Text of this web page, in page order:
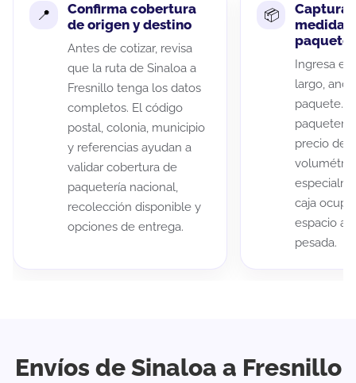
Confirma cobertura
de origen y destino
Antes de cotizar, revisa
que la ruta de Sinaloa a
Fresnillo tenga los datos
completos. El código
postal, colonia, municipio
y referencias ayudan a
validar cobertura de
paquetería nacional,
recolección disponible y
opciones de entrega.
Captura
medidas
paquete
Ingresa el
largo,
paquete.
precio de
caja
espacio
pesada.
Envíos de Sinaloa a Fresnillo